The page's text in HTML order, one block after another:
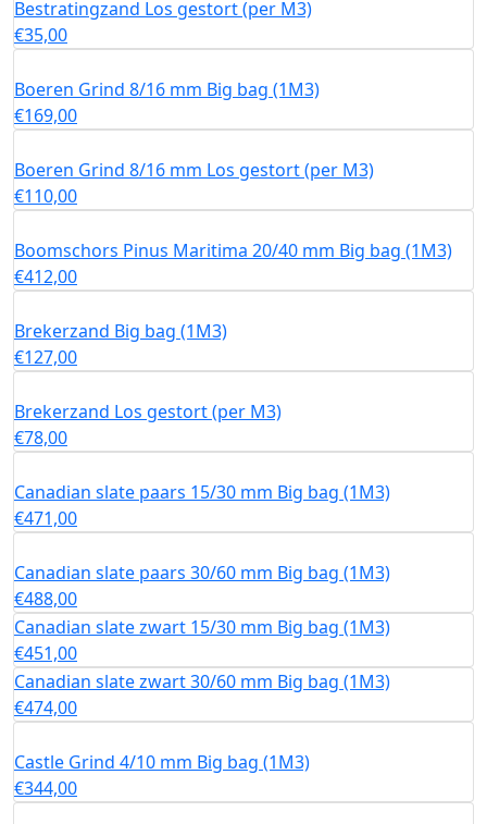
Bestratingzand Los gestort (per M3)
€35,00
Boeren Grind 8/16 mm Big bag (1M3)
€169,00
Boeren Grind 8/16 mm Los gestort (per M3)
€110,00
Boomschors Pinus Maritima 20/40 mm Big bag (1M3)
€412,00
Brekerzand Big bag (1M3)
€127,00
Brekerzand Los gestort (per M3)
€78,00
Canadian slate paars 15/30 mm Big bag (1M3)
€471,00
Canadian slate paars 30/60 mm Big bag (1M3)
€488,00
Canadian slate zwart 15/30 mm Big bag (1M3)
€451,00
Canadian slate zwart 30/60 mm Big bag (1M3)
€474,00
Castle Grind 4/10 mm Big bag (1M3)
€344,00